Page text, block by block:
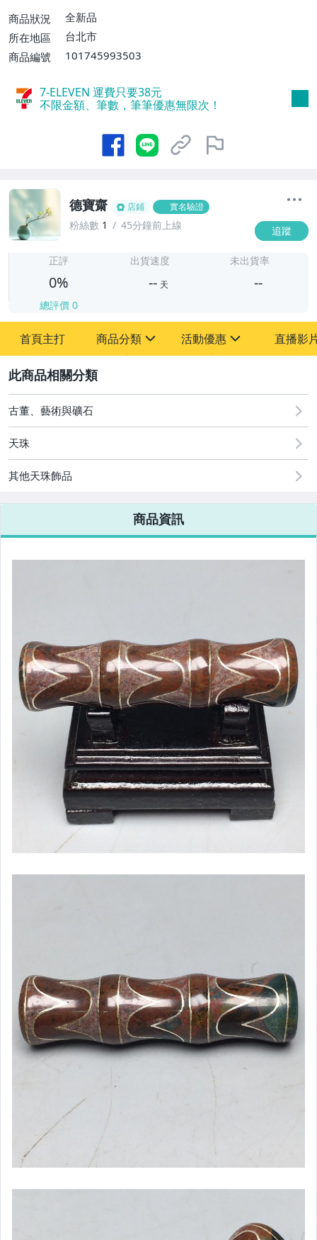
商品狀況
全新品
所在地區
台北市
商品編號
101745993503
7-ELEVEN 運費只要38元
不限金額、筆數，筆筆優惠無限次！
德寶齋 店鋪 實名驗證
粉絲數 1 45分鐘前上線 追蹤
-
正評
0%
總評價 0
出貨速度
-- 天
未出貨率
--
首頁主打 商品分類
其它
活動優惠
[全店] 追蹤本賣場立減60元【粉絲轉享】
直播影
古董、藝術與礦石
天珠
其他天珠飾品
商品資訊